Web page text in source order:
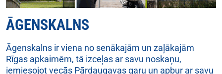
ĀGENSKALNS
Āgenskalns ir viena no senākajām un zaļākajām
Rīgas apkaimēm, tā izceļas ar savu noskaņu,
iemiesojot vecās Pārdaugavas garu un apbur ar savu